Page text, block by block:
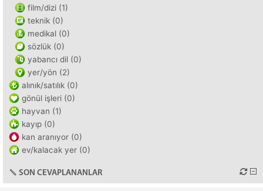
film/dizi (1)
teknik (0)
medikal (0)
sözlük (0)
yabancı dil (0)
yer/yön (2)
alınık/satılık (0)
gönül işleri (0)
hayvan (1)
kayıp (0)
kan aranıyor (0)
ev/kalacak yer (0)
SON CEVAPLANANLAR